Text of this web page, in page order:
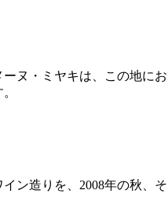
ヌ・ミヤキは、この地に
造りを、2008年の秋、